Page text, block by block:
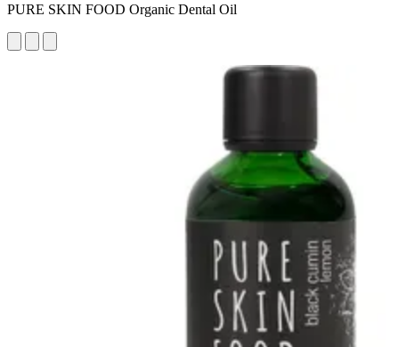
PURE SKIN FOOD Organic Dental Oil